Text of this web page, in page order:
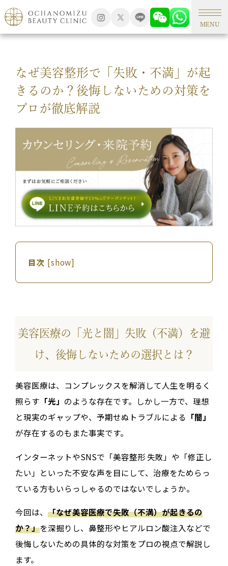
MENU
TOP 形成外科手術
なぜ美容整形で「失敗・不満」が起
きるのか？後悔しないための対策を
プロが徹底解説
目次 [show]
美容医療の「光と闇」失敗（不満）を避
け、後悔しないための選択とは？
美容医療は、コンプレックスを解消して人生を明るく
照らす 「光」 のような存在です。しかし一方で、理想
と現実のギャップや、予期せぬトラブルによる 「闇」
が存在するのもまた事実です。
インターネットやSNSで「美容整形 失敗」や「修正し
たい」といった不安な声を目にして、治療をためらっ
ている方もいらっしゃるのではないでしょうか。
今回は、 「なぜ美容医療で失敗（不満）が起きるの
か？」を深掘りし、鼻整形やヒアルロン酸注入などで
後悔しないための具体的な対策をプロの視点で解説し
ます。